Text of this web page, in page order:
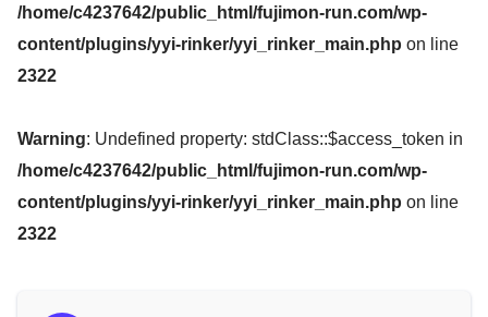
/home/c4237642/public_html/fujimon-run.com/wp-
content/plugins/yyi-rinker/yyi_rinker_main.php on line
2322
Warning: Undefined property: stdClass::$access_token in
/home/c4237642/public_html/fujimon-run.com/wp-
content/plugins/yyi-rinker/yyi_rinker_main.php on line
2322